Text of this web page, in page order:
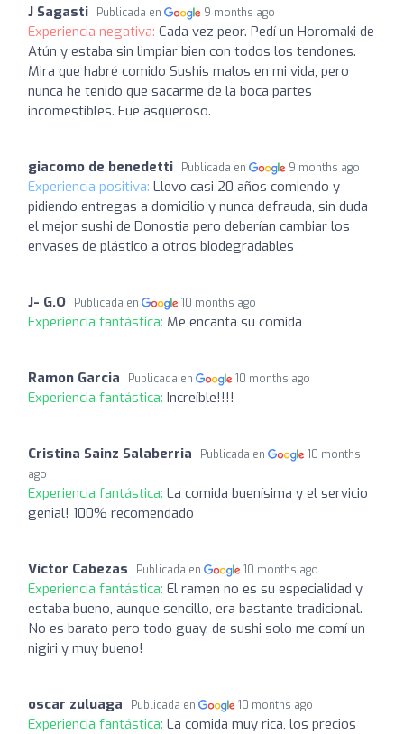
J Sagasti Publicada en 9 months ago
Experiencia negativa: Cada vez peor. Pedí un Horomaki de
Atún y estaba sin limpiar bien con todos los tendones.
Mira que habré comido Sushis malos en mi vida, pero
nunca he tenido que sacarme de la boca partes
incomestibles. Fue asqueroso.
giacomo de benedetti Publicada en 9 months ago
Experiencia positiva: Llevo casi 20 años comiendo y
pidiendo entregas a domicilio y nunca defrauda, sin duda
el mejor sushi de Donostia pero deberían cambiar los
envases de plástico a otros biodegradables
J- G.O Publicada en 10 months ago
Experiencia fantástica: Me encanta su comida
Ramon Garcia Publicada en 10 months ago
Experiencia fantástica: Increíble!!!!
Cristina Sainz Salaberria Publicada en
10 months
ago
Experiencia fantástica: La comida buenísima y el servicio
genial! 100% recomendado
Víctor Cabezas Publicada en 10 months ago
Experiencia fantástica: El ramen no es su especialidad y
estaba bueno, aunque sencillo, era bastante tradicional.
No es barato pero todo guay, de sushi solo me comí un
nigiri y muy bueno!
oscar zuluaga Publicada en 10 months ago
Experiencia fantástica: La comida muy rica, los precios